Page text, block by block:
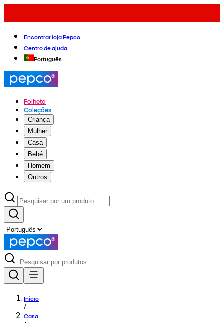
Encontrar loja Pepco
Centro de ajuda
Português
Folheto
Coleções
Criança
Mulher
Casa
Bebé
Homem
Outros
Início
/
Casa